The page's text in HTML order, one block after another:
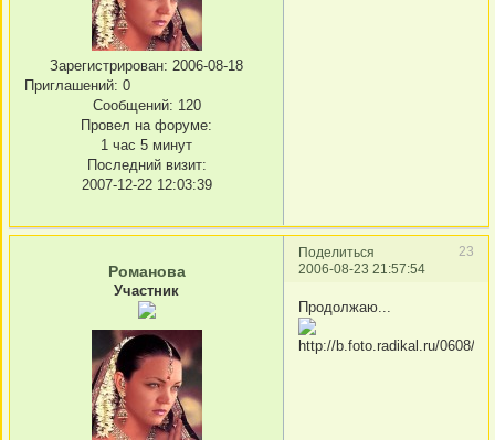
Зарегистрирован: 2006-08-18
Приглашений: 0
Сообщений: 120
Провел на форуме:
1 час 5 минут
Последний визит:
2007-12-22 12:03:39
Поделиться
23
2006-08-23 21:57:54
Романова
Участник
Продолжаю...